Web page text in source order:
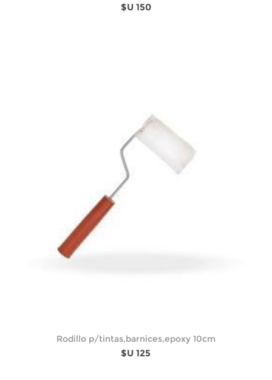
$U 150
Rodillo p/tintas,barnices,epoxy 10cm
$U 125